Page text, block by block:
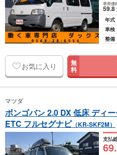
車両価
59.8
年式
車検
整備
お気に入り 無
料
マツダ
ボンゴバン 2.0 DX 低床 ディ
ETC フルセグナビ（KR-SKF2M）
支払
69